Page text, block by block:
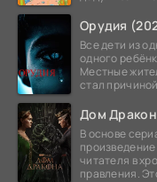
Орудия
Все дети из
одного
Местные
стал
Дом
В основе
читателя в
правления.